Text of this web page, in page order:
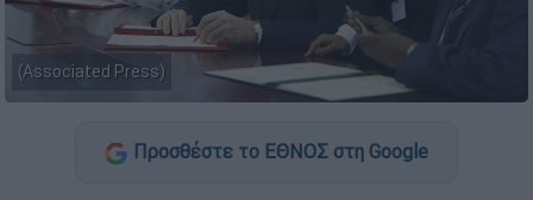
(Associated Press)
Προσθέστε το ΕΘΝΟΣ στη Google